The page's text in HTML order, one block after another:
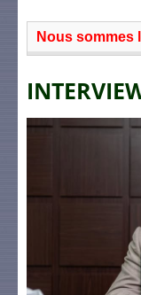
Nous sommes